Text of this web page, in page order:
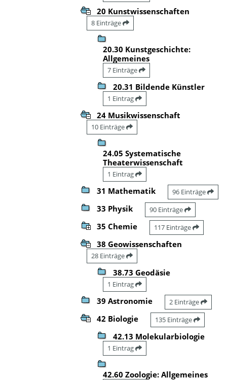
20 Kunstwissenschaften
8 Einträge
20.30 Kunstgeschichte:
Allgemeines
7 Einträge
20.31 Bildende Künstler
1 Eintrag
24 Musikwissenschaft
10 Einträge
24.05 Systematische
Theaterwissenschaft
1 Eintrag
31 Mathematik 96 Einträge
33 Physik 90 Einträge
35 Chemie 117 Einträge
38 Geowissenschaften
28 Einträge
38.73 Geodäsie
1 Eintrag
39 Astronomie 2 Einträge
42 Biologie 135 Einträge
42.13 Molekularbiologie
1 Eintrag
42.60 Zoologie: Allgemeines